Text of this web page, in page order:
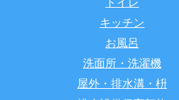
トイレ
キッチン
お風呂
洗面所・洗濯機
屋外・排水溝・枡